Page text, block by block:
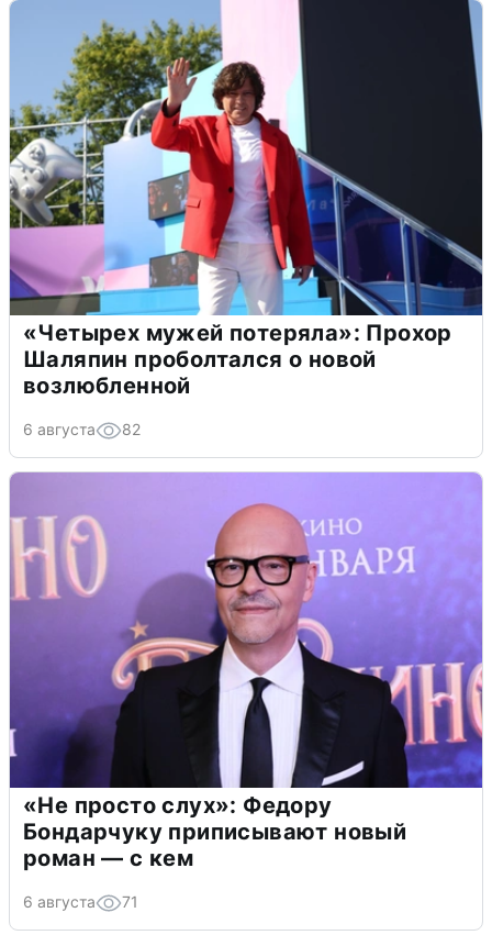
«Четырех мужей потеряла»: Прохор
Шаляпин проболтался о новой
возлюбленной
6 августа 82
«Не просто слух»: Федору
Бондарчуку приписывают новый
роман — с кем
6 августа 71